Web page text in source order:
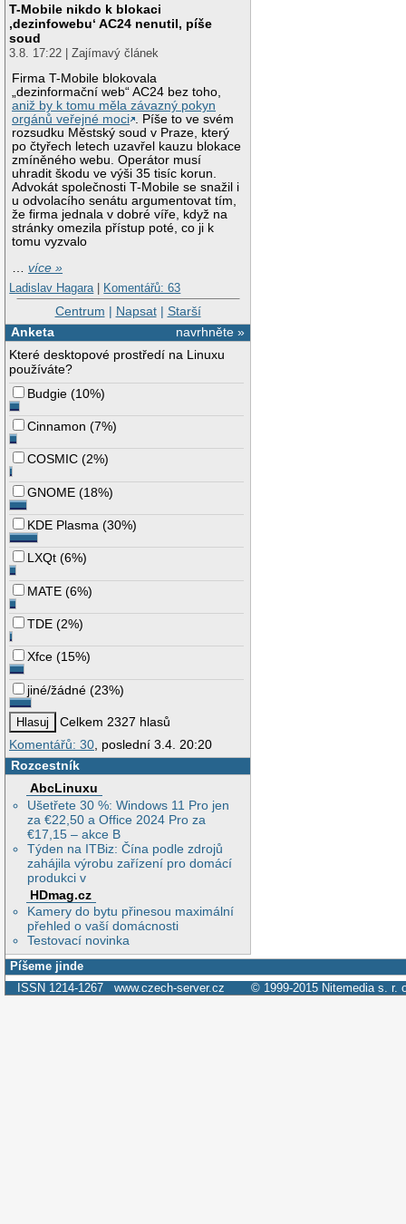
T-Mobile nikdo k blokaci
‚dezinfowebu‘ AC24 nenutil, píše
soud
3.8. 17:22 | Zajímavý článek
Firma T-Mobile blokovala
„dezinformační web“ AC24 bez toho,
aniž by k tomu měla závazný pokyn
orgánů veřejné moci . Píše to ve svém
rozsudku Městský soud v Praze, který
po čtyřech letech uzavřel kauzu blokace
zmíněného webu. Operátor musí
uhradit škodu ve výši 35 tisíc korun.
Advokát společnosti T-Mobile se snažil i
u odvolacího senátu argumentovat tím,
že firma jednala v dobré víře, když na
stránky omezila přístup poté, co ji k
tomu vyzvalo
…více »
Ladislav Hagara | Komentářů: 63
Centrum | Napsat| Starší
navrhněte »
Anketa
Které desktopové prostředí na Linuxu
používáte?
Budgie (10%)
Cinnamon (7%)
COSMIC (2%)
GNOME (18%)
KDE Plasma (30%)
LXQt (6%)
MATE (6%)
TDE (2%)
Xfce (15%)
jiné/žádné (23%)
Celkem 2327 hlasů
Komentářů: 30, poslední 3.4. 20:20
Rozcestník
AbcLinuxu
Ušetřete 30 %: Windows 11 Pro jen
za €22,50 a Office 2024 Pro za
€17,15 – akce B
Týden na ITBiz: Čína podle zdrojů
zahájila výrobu zařízení pro domácí
produkci v
HDmag.cz
Kamery do bytu přinesou maximální
přehled o vaší domácnosti
Testovací novinka
Píšeme jinde
ISSN 1214-1267 www.czech-server.cz © 1999-2015 Nitemedia s. r.